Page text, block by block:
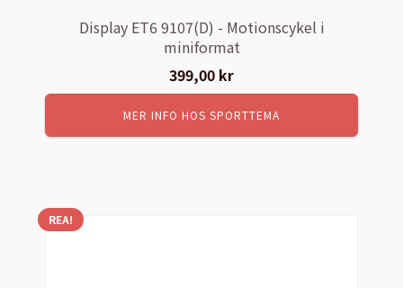
Display ET6 9107(D) - Motionscykel i
miniformat
399,00 kr
MER INFO HOS SPORTTEMA
REA!